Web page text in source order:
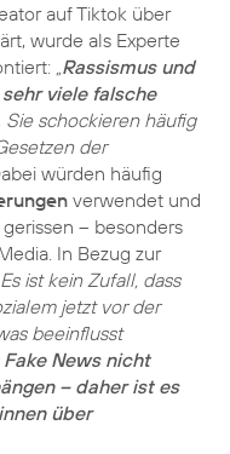
auf Tiktok über
wurde als Experte
„Rassismus und
viele falsche
Sie schockieren häufig
der
würden häufig
verwendet und
– besonders
In Bezug zur
ist kein Zufall, dass
jetzt vor der
beeinflusst
News nicht
– daher ist es
über